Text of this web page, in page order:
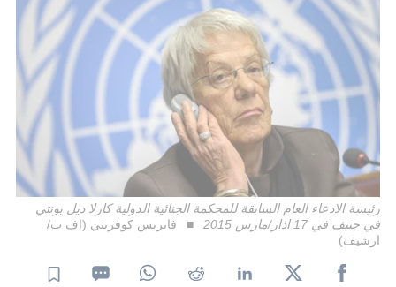
رئيسة الادعاء العام السابقة للمحكمة الجنائية الدولية كارلا ديل بونتي
في جنيف في 17 اذار/مارس 2015
فابريس كوفريني (اف ب/
ارشيف)